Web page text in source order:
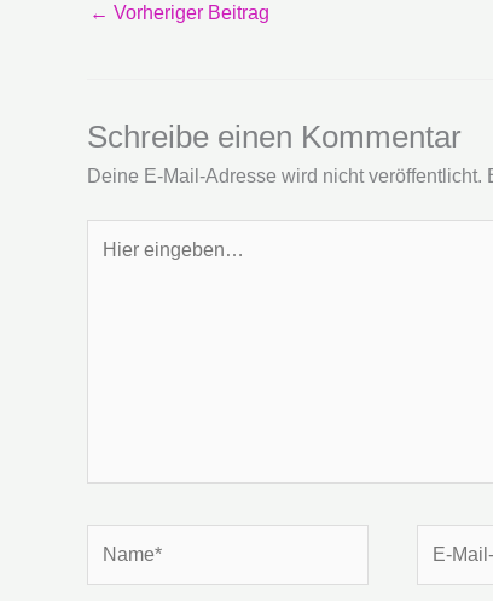
← Vorheriger Beitrag
Schreibe einen Kommentar
Deine E-Mail-Adresse wird nicht veröffentlicht.
eingeben…
Mail-